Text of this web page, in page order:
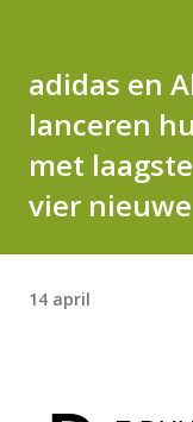
adidas en
lanceren
met
vier
14 april